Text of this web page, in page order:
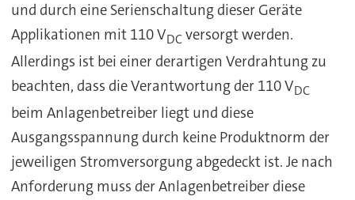
und durch eine Serienschaltung dieser Geräte
Applikationen mit 110 VDCversorgt werden.
Allerdings ist bei einer derartigen Verdrahtung zu
beachten, dass die Verantwortung der 110 VDC
beim Anlagenbetreiber liegt und diese
Ausgangsspannung durch keine Produktnorm der
jeweiligen Stromversorgung abgedeckt ist. Je nach
Anforderung muss der Anlagenbetreiber diese